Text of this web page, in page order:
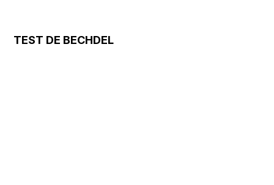
TEST DE BECHDEL